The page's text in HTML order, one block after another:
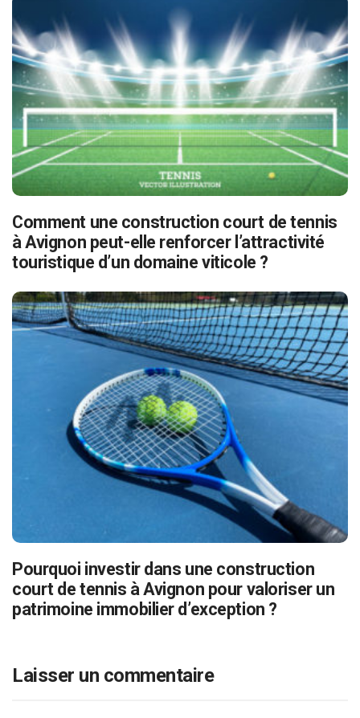
Comment une construction court de tennis
à Avignon peut-elle renforcer l’attractivité
touristique d’un domaine viticole ?
Pourquoi investir dans une construction
court de tennis à Avignon pour valoriser un
patrimoine immobilier d’exception ?
Laisser un commentaire